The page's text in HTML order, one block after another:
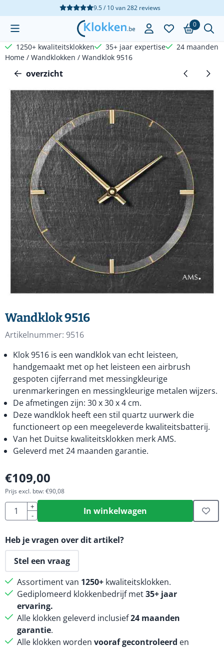
Cookievoorkeuren zijn beschikbaar. Kies instellingen of sta
9.5 / 10van282reviews
0
1250+ kwaliteitsklokken 35+ jaar expertise
24 maanden
Home / Wandklokken / Wandklok 9516
overzicht
Wandklok 9516
Artikelnummer: 9516
Klok 9516 is een wandklok van echt leisteen,
handgemaakt met op het leisteen een airbrush
gespoten cijferrand met messingkleurige
urenmarkeringen en messingkleurige metalen wijzers.
De afmetingen zijn: 30 x 30 x 4 cm.
Deze wandklok heeft een stil quartz uurwerk die
functioneert op een meegeleverde kwaliteitsbatterij.
Van het Duitse kwaliteitsklokken merk AMS.
Geleverd met 24 maanden garantie.
€109,00
Prijs excl. btw:€90,08
Aantal
+
-
In winkelwagen
Heb je vragen over dit artikel?
Stel een vraag
Assortiment van 1250+ kwaliteitsklokken.
Gediplomeerd klokkenbedrijf met35+ jaar
ervaring.
Alle klokken geleverd inclusief24 maanden
garantie.
Alle klokken worden vooraf gecontroleerd en